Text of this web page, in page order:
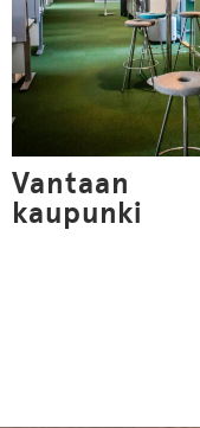
Vantaan
kaupunki